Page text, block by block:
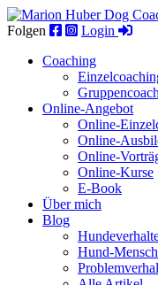
Skip
to
Folgen
Login
Coaching
Online-Angebot
Online-
Online-
Online-
Online-Kurse
E-Book
Über mich
Blog
Hund-